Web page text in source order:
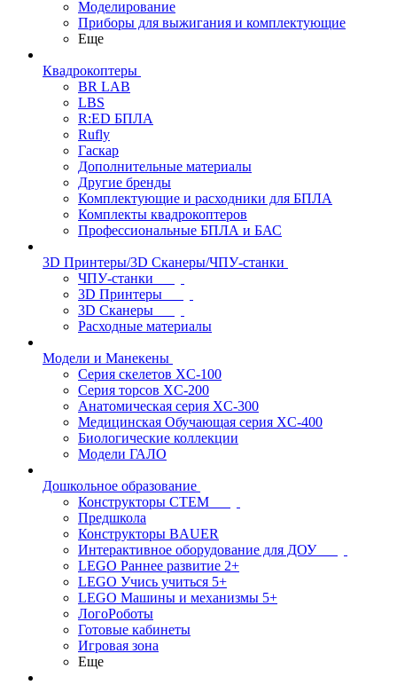
Моделирование
Приборы для выжигания и комплектующие
Еще
Квадрокоптеры
BR LAB
LBS
R:ED БПЛА
Rufly
Гаскар
Дополнительные материалы
Другие бренды
Комплектующие и расходники для БПЛА
Комплекты квадрокоптеров
Профессиональные БПЛА и БАС
3D Принтеры/3D Сканеры/ЧПУ-станки
ЧПУ-станки
3D Принтеры
3D Сканеры
Расходные материалы
Модели и Манекены
Серия скелетов XC-100
Серия торсов XC-200
Анатомическая серия XC-300
Медицинская Обучающая серия XC-400
Биологические коллекции
Модели ГАЛО
Дошкольное образование
Конструкторы СТЕМ
Предшкола
Конструкторы BAUER
Интерактивное оборудование для ДОУ
LEGO Раннее развитие 2+
LEGO Учись учиться 5+
LEGO Машины и механизмы 5+
ЛогоРоботы
Готовые кабинеты
Игровая зона
Еще